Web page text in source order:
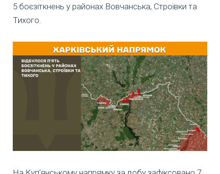
5 боєзіткнень у районах Вовчанська, Строївки та
Тихого.